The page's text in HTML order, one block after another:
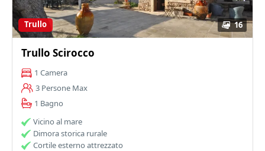
16
Trullo
Trullo Scirocco
1 Camera
3 Persone Max
1 Bagno
Vicino al mare
Dimora storica rurale
Cortile esterno attrezzato